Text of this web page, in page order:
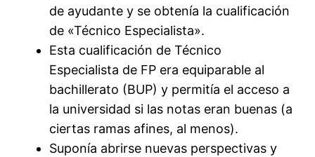
de ayudante y se obtenía la cualificación
de «Técnico Especialista».
Esta cualificación de Técnico
Especialista de FP era equiparable al
bachillerato (BUP) y permitía el acceso a
la universidad si las notas eran buenas (a
ciertas ramas afines, al menos).
Suponía abrirse nuevas perspectivas y